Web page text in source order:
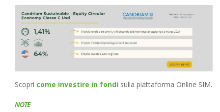
Scopri come investire in fondi sulla piattaforma Online SIM.
NOTE